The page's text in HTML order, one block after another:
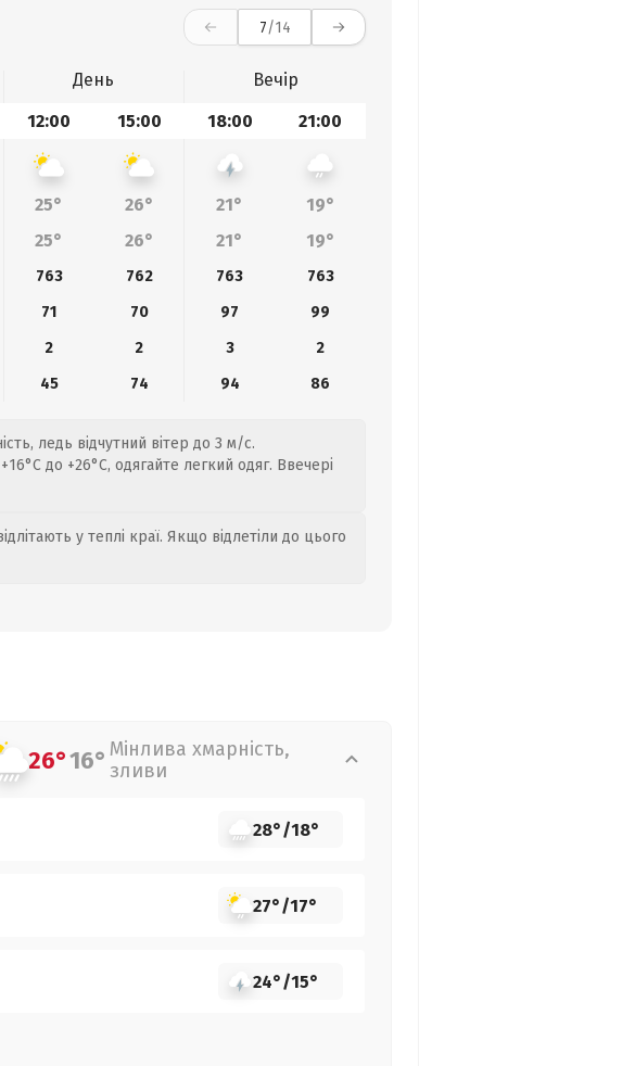
7/14
День
Вечір
12:00 15:00 18:00 21:00
25° 26° 21°
19°
25° 26° 21° 19°
763 762 763
763
71 70 97
99
2 2 3
2
45 74 94 86
ледь відчутний вітер до 3 м/с.
до +26°C, одягайте легкий одяг. Ввечері
у теплі краї. Якщо відлетіли до цього
26°16° Мінлива хмарність,
зливи
28°/18°
27°/17°
24°/15°